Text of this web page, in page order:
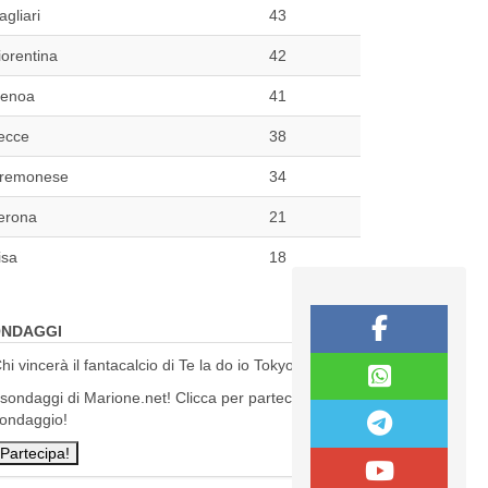
43
42
41
38
34
21
18
vincerà il fantacalcio di Te la do io Tokyo?
di Marione.net! Clicca per partecipare al